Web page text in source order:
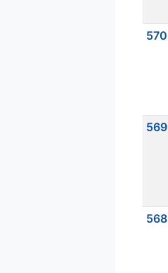
570
569
568